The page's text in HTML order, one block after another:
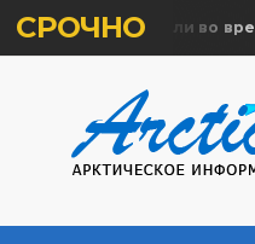
СРОЧНО
жертв почтили во